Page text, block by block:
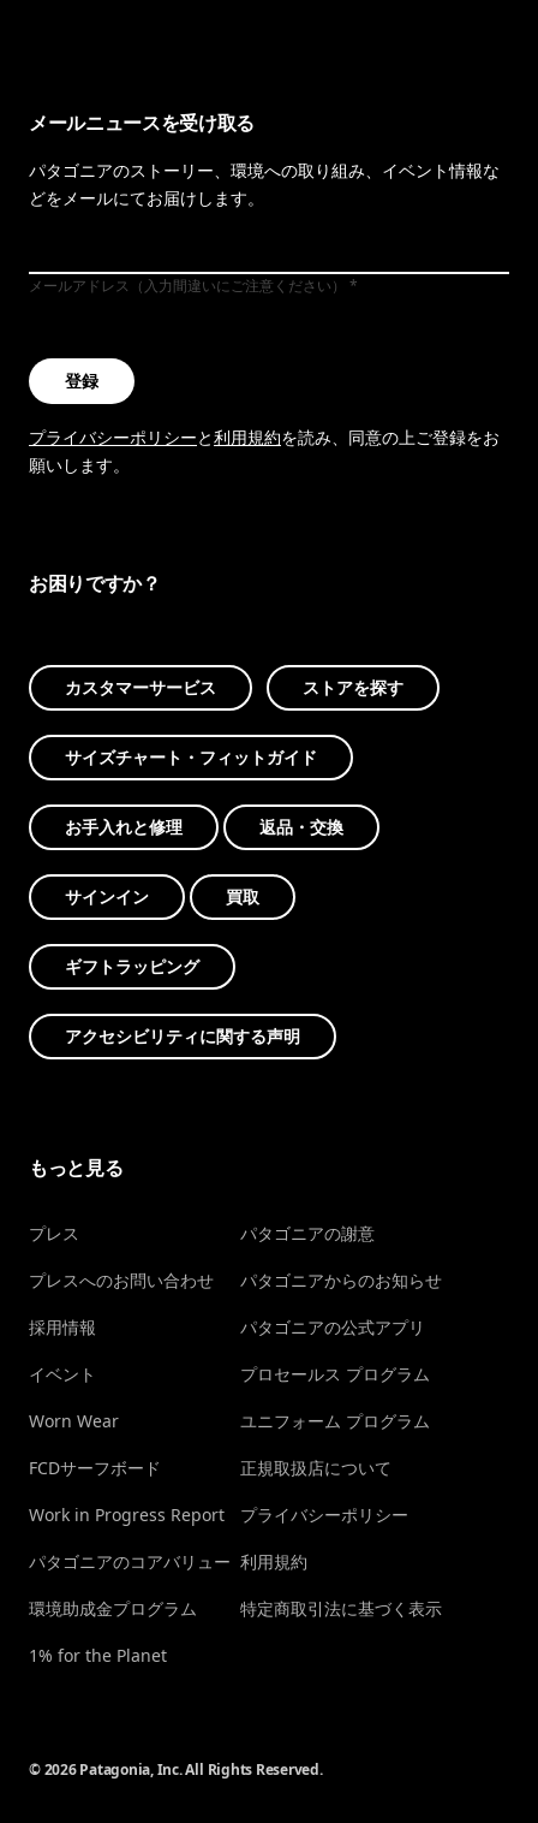
メールニュースを受け取る
パタゴニアのストーリー、環境への取り組み、イベント情報な
どをメールにてお届けします。
メールアドレス（入力間違いにご注意ください）
登録
プライバシーポリシーと利用規約を読み、同意の上ご登録をお
願いします。
お困りですか？
カスタマーサービス ストアを探す
サイズチャート・フィットガイド
お手入れと修理 返品・交換
サインイン 買取
ギフトラッピング
アクセシビリティに関する声明
もっと見る
プレス
プレスへのお問い合わせ
採用情報
イベント
Worn Wear
FCDサーフボード
Work in Progress Report
パタゴニアのコアバリュー
環境助成金プログラム
1% for the Planet
パタゴニアの謝意
パタゴニアからのお知らせ
パタゴニアの公式アプリ
プロセールス プログラム
ユニフォーム プログラム
正規取扱店について
プライバシーポリシー
利用規約
特定商取引法に基づく表示
© 2026 Patagonia, Inc. All Rights Reserved.